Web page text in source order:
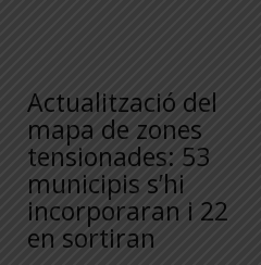
Actualització del
mapa de zones
tensionades: 53
municipis s’hi
incorporaran i 22
en sortiran